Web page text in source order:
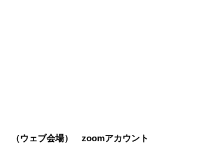
（ウェブ会場） zoomアカウント